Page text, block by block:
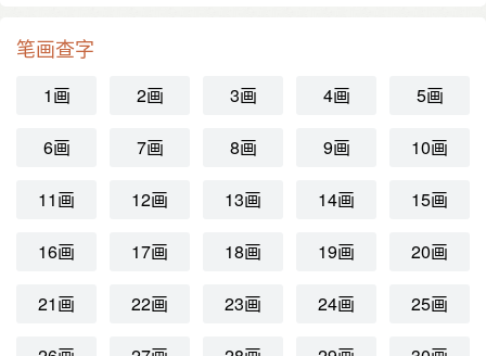
笔画查字
1画 2画 3画 4画 5画
6画 7画 8画 9画 10画
11画 12画 13画 14画 15画
16画 17画 18画 19画 20画
21画 22画 23画 24画 25画